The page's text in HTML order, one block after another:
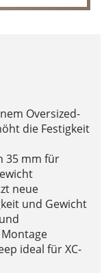
Oversized-
die Festigkeit
35 mm für
neue
und Gewicht
ideal für XC-